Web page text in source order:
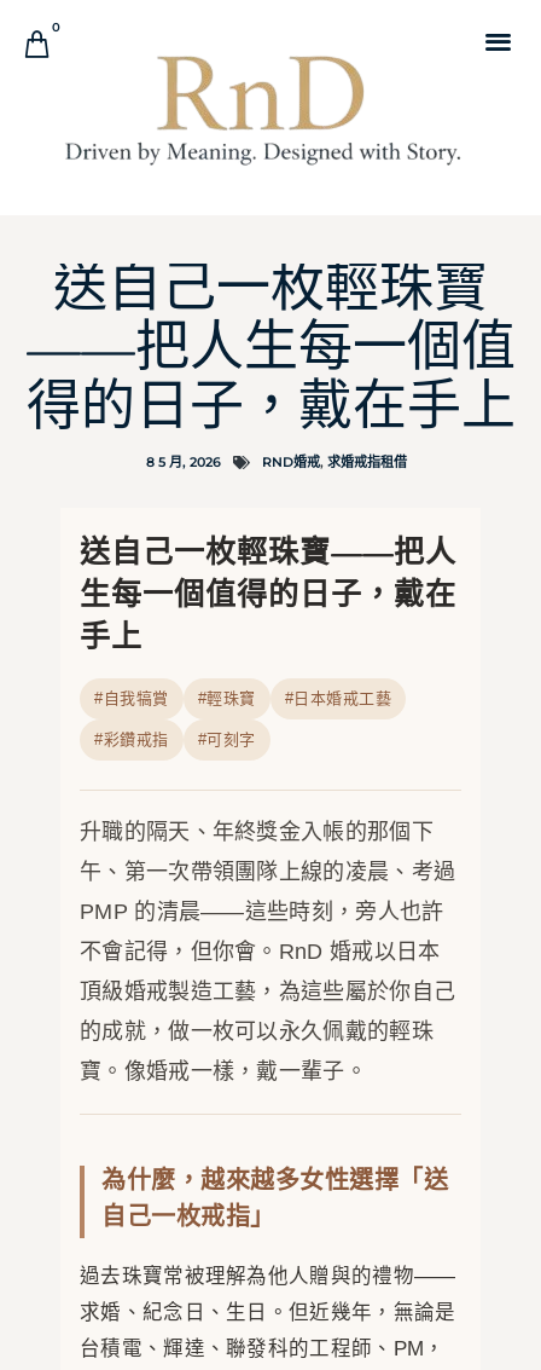
0
送自己一枚輕珠寶
——把人生每一個值
得的日子，戴在手上
8 5 月, 2026 RND婚戒, 求婚戒指租借
送自己一枚輕珠寶——把人
生每一個值得的日子，戴在
手上
#自我犒賞 #輕珠寶 #日本婚戒工藝
#彩鑽戒指 #可刻字
升職的隔天、年終獎金入帳的那個下
午、第一次帶領團隊上線的凌晨、考過
PMP 的清晨——這些時刻，旁人也許
不會記得，但你會。RnD 婚戒以日本
頂級婚戒製造工藝，為這些屬於你自己
的成就，做一枚可以永久佩戴的輕珠
寶。像婚戒一樣，戴一輩子。
為什麼，越來越多女性選擇「送
自己一枚戒指」
過去珠寶常被理解為他人贈與的禮物——
求婚、紀念日、生日。但近幾年，無論是
台積電、輝達、聯發科的工程師、PM，